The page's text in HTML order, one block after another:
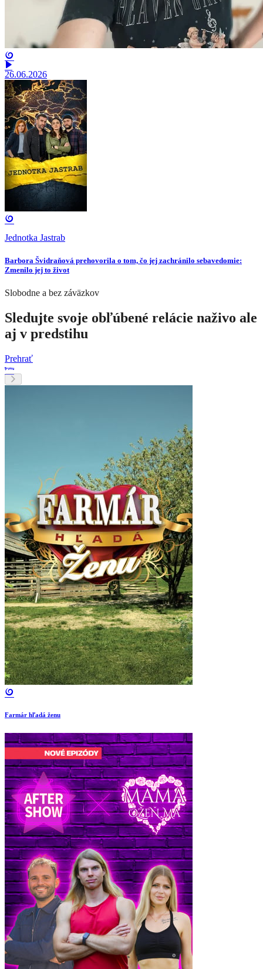
26.06.2026
Jednotka Jastrab
Barbora Švidraňová prehovorila o tom, čo jej zachránilo sebavedomie:
Zmenilo jej to život
Slobodne a bez záväzkov
Sledujte svoje obľúbené relácie naživo ale
aj v predstihu
Prehrať
Farmár hľadá ženu